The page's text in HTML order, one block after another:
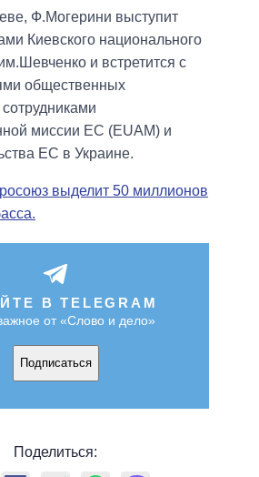
Ф.Могерини выступит
Киевского национального
и встретится с
общественных
миссии ЕС (EUAM) и
ЕС в Украине.
выделит 50 миллионов
В TELEGRAM
от «Слово и дело»
Подписаться
Поделиться: